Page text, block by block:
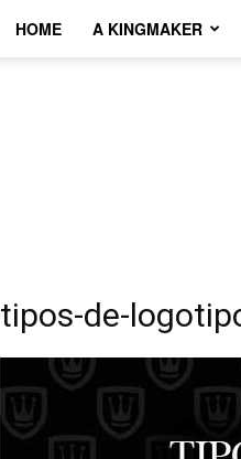
HOME A KINGMAKER
tipos-de-